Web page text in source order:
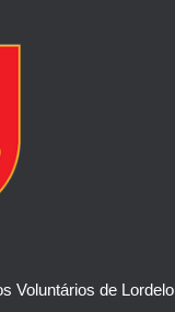
Voluntários de Lordelo